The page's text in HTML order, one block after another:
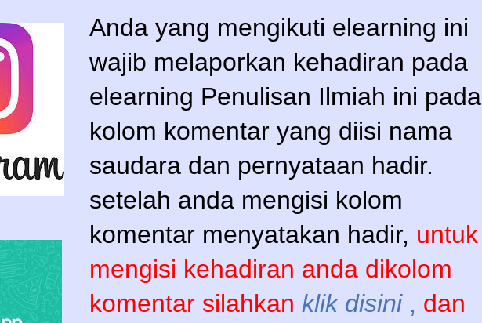
Anda yang mengikuti elearning ini
wajib melaporkan kehadiran pada
elearning Penulisan Ilmiah ini pada
kolom komentar yang diisi nama
saudara dan pernyataan hadir.
setelah anda mengisi kolom
komentar menyatakan hadir, untuk
mengisi kehadiran anda dikolom
komentar silahkan klik disini , dan